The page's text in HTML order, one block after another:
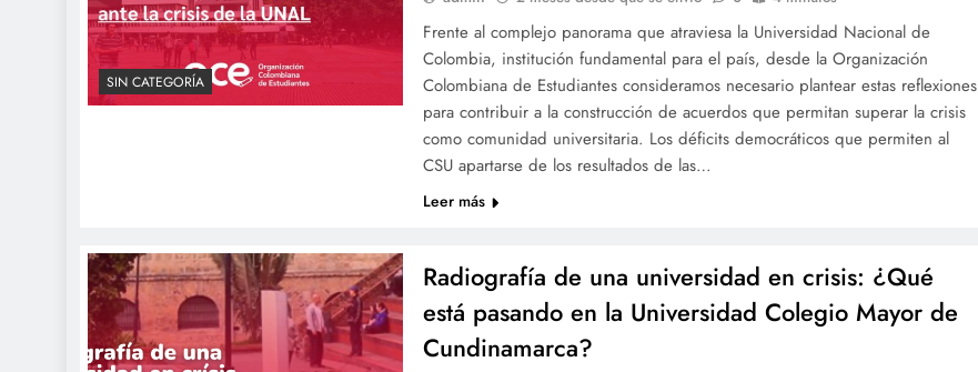
SIN CATEGORÍA
Frente al complejo panorama que atraviesa la Universidad Nacional de
Colombia, institución fundamental para el país, desde la Organización
Colombiana de Estudiantes consideramos necesario plantear estas reflexiones
para contribuir a la construcción de acuerdos que permitan superar la crisis
como comunidad universitaria. Los déficits democráticos que permiten al
CSU apartarse de los resultados de las…
Leer más
Radiografía de una universidad en crisis: ¿Qué
está pasando en la Universidad Colegio Mayor de
Cundinamarca?